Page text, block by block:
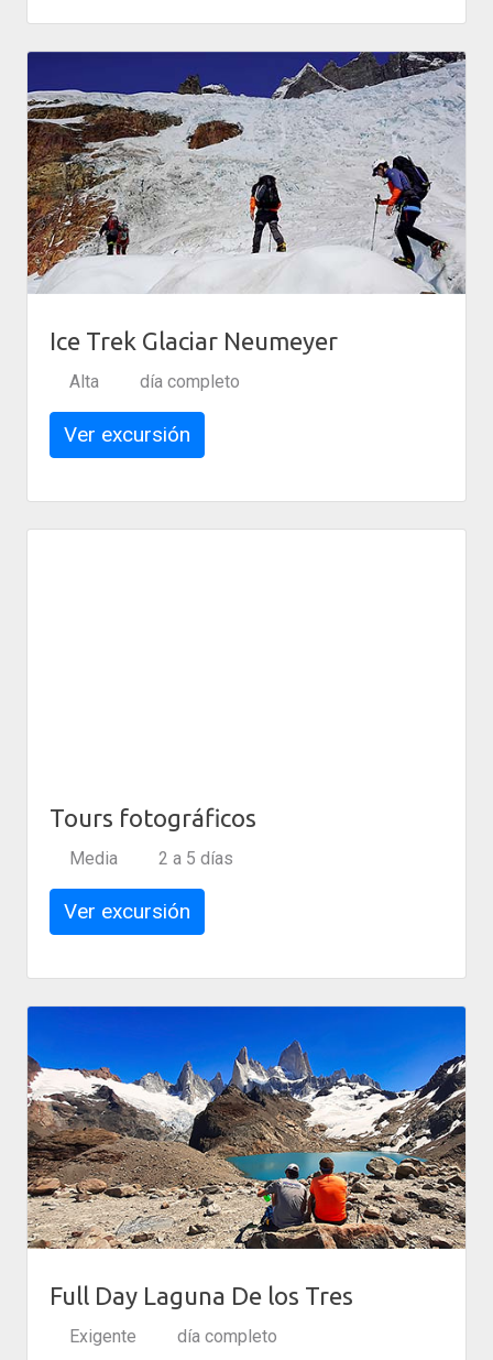
Ice Trek Glaciar Neumeyer
Alta día completo
Ver excursión
Tours fotográficos
Media 2 a 5 días
Ver excursión
Full Day Laguna De los Tres
Exigente día completo